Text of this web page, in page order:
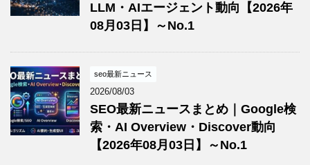
LLM・AIエージェント動向【2026年
08月03日】～No.1
seo最新ニュース
2026/08/03
SEO最新ニュースまとめ｜Google検
索・AI Overview・Discover動向
【2026年08月03日】～No.1